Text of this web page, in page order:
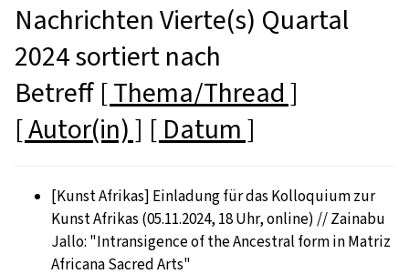
Nachrichten Vierte(s) Quartal
2024 sortiert nach
Betreff [ Thema/Thread ]
[ Autor(in) ] [ Datum ]
[Kunst Afrikas] Einladung für das Kolloquium zur
Kunst Afrikas (05.11.2024, 18 Uhr, online) // Zainabu
Jallo: "Intransigence of the Ancestral form in Matriz
Africana Sacred Arts"